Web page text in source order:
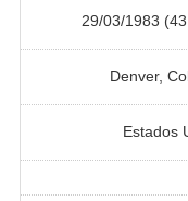
29/03/1983
Denver,
Estados